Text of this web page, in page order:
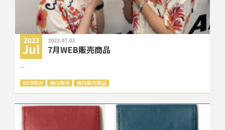
2023
Jul
2023.07.03
7月WEB販売商品
...
WEB販売 機内販売 機内販売商品